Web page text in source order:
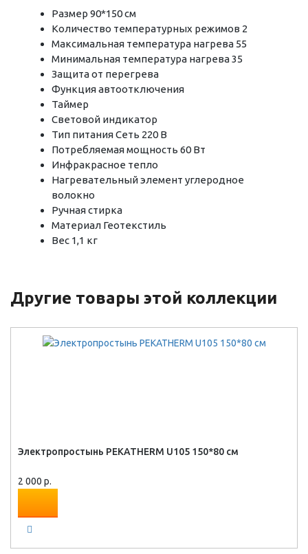
Размер 90*150 см
Количество температурных режимов 2
Максимальная температура нагрева 55
Минимальная температура нагрева 35
Защита от перегрева
Функция автоотключения
Таймер
Световой индикатор
Тип питания Сеть 220 В
Потребляемая мощность 60 Вт
Инфракрасное тепло
Нагревательный элемент углеродное
волокно
Ручная стирка
Материал Геотекстиль
Вес 1,1 кг
Другие товары этой коллекции
Электропростынь PEKATHERM U105 150*80 см
2 000 р.